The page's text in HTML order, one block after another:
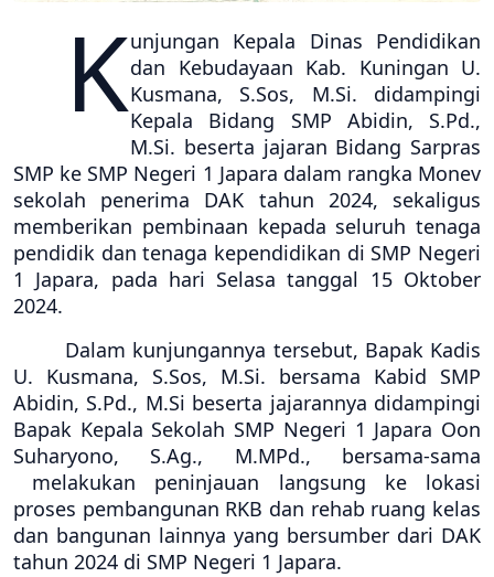
Kunjungan Kepala Dinas Pendidikan
dan Kebudayaan Kab. Kuningan U.
Kusmana, S.Sos, M.Si. didampingi
Kepala Bidang SMP Abidin, S.Pd.,
M.Si. beserta jajaran Bidang Sarpras
SMP ke SMP Negeri 1 Japara dalam rangka Monev
sekolah penerima DAK tahun 2024, sekaligus
memberikan pembinaan kepada seluruh tenaga
pendidik dan tenaga kependidikan di SMP Negeri
1 Japara, pada hari Selasa tanggal 15 Oktober
2024.
Dalam kunjungannya tersebut, Bapak Kadis
U. Kusmana, S.Sos, M.Si. bersama Kabid SMP
Abidin, S.Pd., M.Si beserta jajarannya didampingi
Bapak Kepala Sekolah SMP Negeri 1 Japara Oon
Suharyono, S.Ag., M.MPd., bersama-sama
melakukan peninjauan langsung ke lokasi
proses pembangunan RKB dan rehab ruang kelas
dan bangunan lainnya yang bersumber dari DAK
tahun 2024 di SMP Negeri 1 Japara.